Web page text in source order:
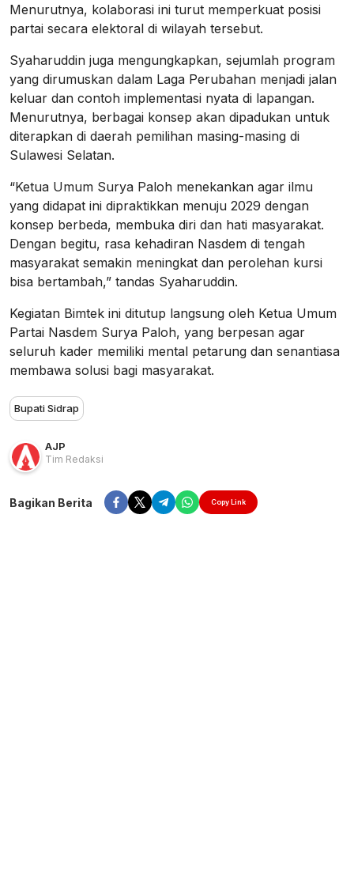
Menurutnya, kolaborasi ini turut memperkuat posisi
partai secara elektoral di wilayah tersebut.
Syaharuddin juga mengungkapkan, sejumlah program
yang dirumuskan dalam Laga Perubahan menjadi jalan
keluar dan contoh implementasi nyata di lapangan.
Menurutnya, berbagai konsep akan dipadukan untuk
diterapkan di daerah pemilihan masing-masing di
Sulawesi Selatan.
“Ketua Umum Surya Paloh menekankan agar ilmu
yang didapat ini dipraktikkan menuju 2029 dengan
konsep berbeda, membuka diri dan hati masyarakat.
Dengan begitu, rasa kehadiran Nasdem di tengah
masyarakat semakin meningkat dan perolehan kursi
bisa bertambah,” tandas Syaharuddin.
Kegiatan Bimtek ini ditutup langsung oleh Ketua Umum
Partai Nasdem Surya Paloh, yang berpesan agar
seluruh kader memiliki mental petarung dan senantiasa
membawa solusi bagi masyarakat.
Bupati Sidrap
AJP
Tim Redaksi
Bagikan Berita Copy Link